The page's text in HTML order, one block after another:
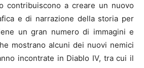
contribuiscono a creare un nuovo
e di narrazione della storia per
un gran numero di immagini e
mostrano alcuni dei nuovi nemici
incontrate in Diablo IV, tra cui il